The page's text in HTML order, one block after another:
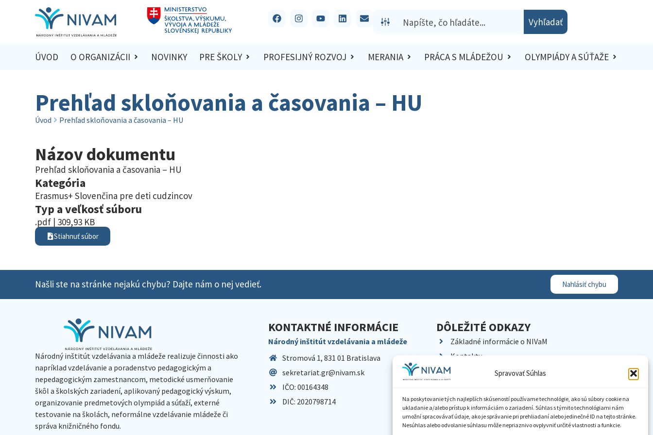
Spravovať Súhlas
Na poskytovanie tých najlepších skúseností používame technológie, ako sú súbory cookie na
ukladanie a/alebo prístup k informáciám o zariadení. Súhlas s týmito technológiami nám
umožní spracovávať údaje, ako je správanie pri prehliadaní alebo jedinečné ID na tejto stránke.
Nesúhlas alebo odvolanie súhlasu môže nepriaznivo ovplyvniť určité vlastnosti a funkcie.
Vyhľadať
ÚVOD O ORGANIZÁCII NOVINKY PRE ŠKOLY PROFESIJNÝ ROZVOJ MERANIA PRÁCA S MLÁDEŽOU OLYMPIÁDY A SÚŤAŽE
Prehľad skloňovania a časovania – HU
Úvod Prehľad skloňovania a časovania – HU
Názov dokumentu
Prehľad skloňovania a časovania – HU
Kategória
Erasmus+ Slovenčina pre deti cudzincov
Typ a veľkosť súboru
.pdf | 309,93 KB
Stiahnuť súbor
Našli ste na stránke nejakú chybu? Dajte nám o nej vedieť. Nahlásiť chybu
Národný inštitút vzdelávania a mládeže realizuje činnosti ako
napríklad vzdelávanie a poradenstvo pedagogickým a
nepedagogickým zamestnancom, metodické usmerňovanie
škôl a školských zariadení, aplikovaný pedagogický výskum,
organizovanie predmetových olympiád a súťaží, externé
testovanie na školách, neformálne vzdelávanie mládeže či
správa knižničného fondu.
KONTAKTNÉ INFORMÁCIE
Národný inštitút vzdelávania a mládeže
Stromová 1, 831 01 Bratislava
sekretariat.gr@nivam.sk
IČO: 00164348
DIČ: 2020798714
DÔLEŽITÉ ODKAZY
Základné informácie o NIVaM
Kontakty
Kariéra
Pracoviská NIVaM
Dokumenty inštitúcie
Knižnica